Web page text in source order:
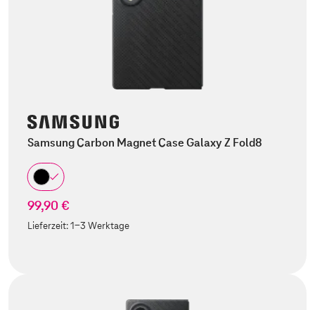
Samsung Carbon Magnet Case Galaxy Z Fold8
99,90 €
Lieferzeit:1-3 Werktage